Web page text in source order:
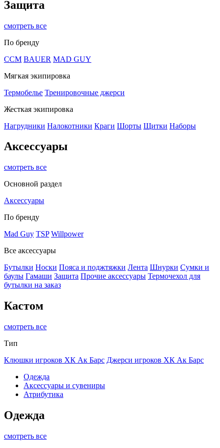
Защита
смотреть все
По бренду
CCM BAUER MAD GUY
Мягкая экипировка
Термобелье Тренировочные джерси
Жесткая экипировка
Нагрудники Налокотники Краги Шорты Щитки Наборы
Аксессуары
смотреть все
Основной раздел
Аксессуары
По бренду
Mad Guy TSP Willpower
Все аксессуары
Бутылки Носки Пояса и поджтяжки Лента Шнурки Сумки и
баулы Гамаши Защита Прочие аксессуары Термочехол для
бутылки на заказ
Кастом
смотреть все
Тип
Клюшки игроков ХК Ак Барс Джерси игроков ХК Ак Барс
Одежда
Аксессуары и сувениры
Атрибутика
Одежда
смотреть все